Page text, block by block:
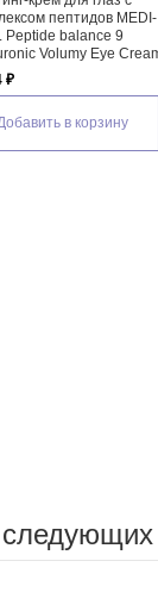
пептидов MEDI-
Peptide balance 9
Volumy Eye
₽
в корзину